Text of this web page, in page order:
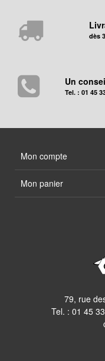
dès
Un
Tel. : 01 45
Mon compte
Mon panier
79, rue
Tel. : 01 45